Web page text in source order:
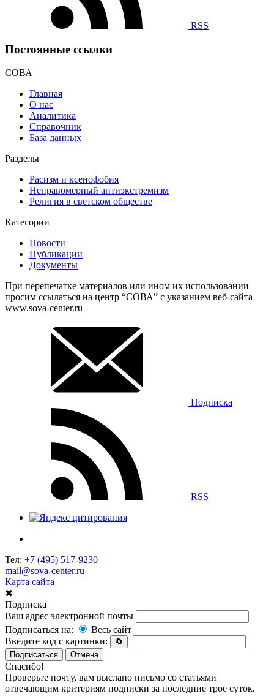
RSS
Постоянные ссылки
СОВА
Главная
О нас
Аналитика
Справочник
База данных
Разделы
Расизм и ксенофобия
Неправомерный антиэкстремизм
Религия в светском обществе
Категории
Новости
Публикации
Документы
При перепечатке материалов или ином их использовании
просим ссылаться на центр “СОВА” с указанием веб-сайта
www.sova-center.ru
Подписка
RSS
Тел: +7 (495) 517-9230
mail@sova-center.ru
Карта сайта
✖
Подписка
Ваш адрес электронной почты
Подписаться на:
Весь сайт
Введите код с картинки:
🔄
Подписаться
Отмена
Спасибо!
Проверьте почту, вам выслано письмо со статьями
отвечающим критериям подписки за последние трое суток.